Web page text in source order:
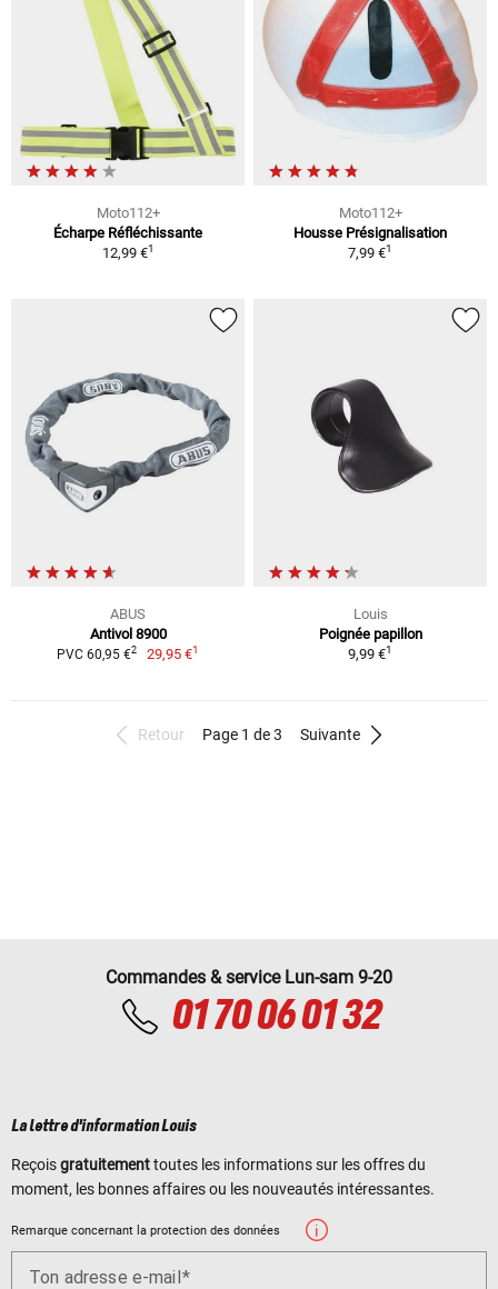
Moto112+
Écharpe Réfléchissante
12,99 €1
Moto112+
Housse Présignalisation
7,99 €1
ABUS
Antivol 8900
PVC 60,95 €2 29,95 €1
Louis
Poignée papillon
9,99 €1
Retour Page 1 de 3 Suivante
Commandes & service Lun-sam 9-20
01 70 06 01 32
La lettre d'information Louis
Reçoisgratuitementtoutes les informations sur les offres du
moment, les bonnes affaires ou les nouveautés intéressantes.
Remarque concernant la protection des données
Ton adresse e-mail